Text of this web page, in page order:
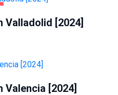
Valladolid [2024]
Valencia [2024]